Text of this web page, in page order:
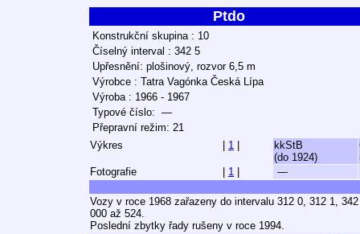
Ptdo
Konstrukční skupina : 10
Číselný interval : 342 5
Upřesnění: plošinový, rozvor 6,5 m
Výrobce : Tatra Vagónka Česká Lípa
Výroba : 1966 - 1967
Typové číslo: —
Přepravní režim: 21
Výkres
1
kkStB
(do 1924)
Fotografie
1 —
Vozy v roce 1968 zařazeny do intervalu 312 0, 312 1,
000 až 524.
Poslední zbytky řady rušeny v roce 1994.